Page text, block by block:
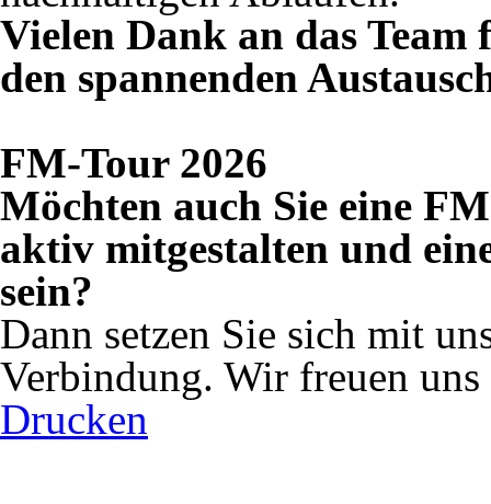
Vielen Dank an das
den spannenden
FM-Tour 2026
Möchten auch Sie eine
aktiv mitgestalten und
sein?
Dann setzen Sie sich mit
Verbindung. Wir freuen
Drucken